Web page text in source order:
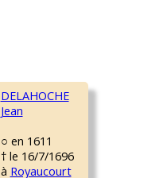
DELAHOCHE
Jean
○ en 1611
† le 16/7/1696
à Royaucourt